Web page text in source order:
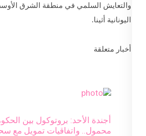
والتعايش السلمي في منطقة الشرق
اليونانية أثينا.
أخبار متعلقة
محمول.. واتفاقيات تمويل مع